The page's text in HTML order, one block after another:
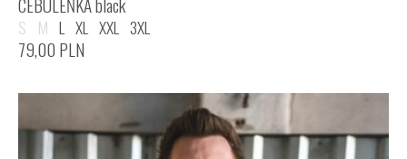
S M L XL XXL 3XL
79,00 PLN